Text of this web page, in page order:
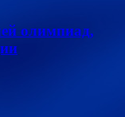
олимпиад,